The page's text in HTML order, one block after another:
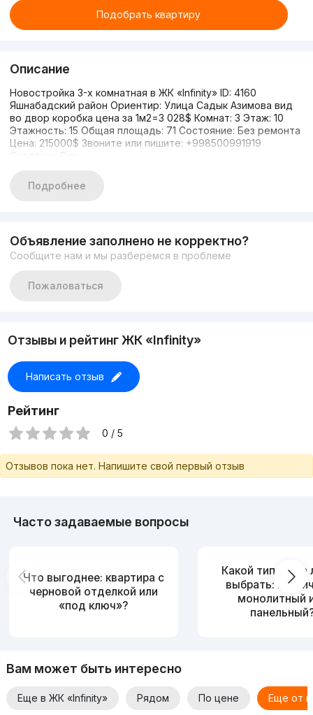
Подобрать квартиру
Описание
Новостройка 3-х комнатная в ЖК «Infinity» ID: 4160
Яшнабадский район Ориентир: Улица Садык Азимова вид
во двор коробка цена за 1м2=3 028$ Комнат: 3 Этаж: 10
Этажность: 15 Общая площадь: 71 Состояние: Без ремонта
Цена: 215000$ Звоните или пишите: +998500991919
Светлана Син
Подробнее
Объявление заполнено не корректно?
Сообщите нам и мы разберёмся в проблеме
Пожаловаться
Отзывы и рейтинг ЖК «Infinity»
Написать отзыв
Рейтинг
0 / 5
Отзывов пока нет. Напишите свой первый отзыв
Часто задаваемые вопросы
Что выгоднее: квартира с
черновой отделкой или
«под ключ»?
Какой тип дома
выбрать:
монолитный
Вам может быть интересно
Еще в ЖК «Infinity» Рядом По цене Еще от